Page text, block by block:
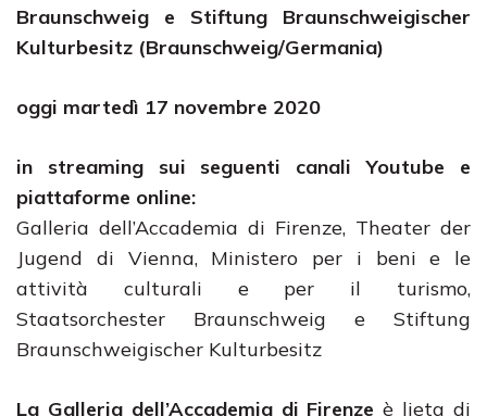
Braunschweig e Stiftung Braunschweigischer
Kulturbesitz (Braunschweig/Germania)
oggi martedì 17 novembre 2020
in streaming sui seguenti canali Youtube e
piattaforme online:
Galleria dell’Accademia di Firenze, Theater der
Jugend di Vienna, Ministero per i beni e le
attività culturali e per il turismo,
Staatsorchester Braunschweig e Stiftung
Braunschweigischer Kulturbesitz
La Galleria dell’Accademia di Firenze è lieta di